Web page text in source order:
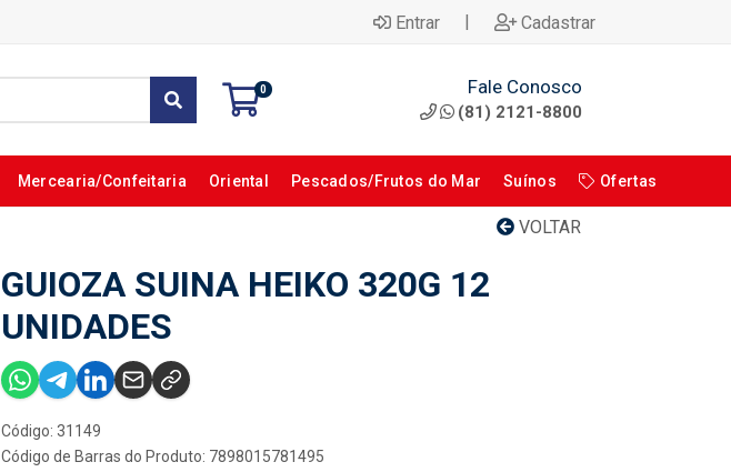
Entrar | Cadastrar
0 Fale Conosco
(81) 2121-8800
Mercearia/Confeitaria Oriental Pescados/Frutos do Mar Suínos Ofertas
VOLTAR
GUIOZA SUINA HEIKO 320G 12
UNIDADES
Código: 31149
Código de Barras do Produto: 7898015781495